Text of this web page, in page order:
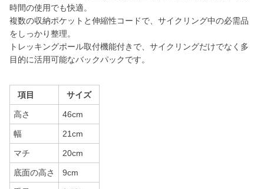
時間の使用でも快適。
複数の収納ポケットと伸縮性コードで、サイクリング中の必需品
をしっかり整理。
トレッキングポール取付機能付きで、サイクリングだけでなく多
目的に活用可能なバックパックです。
項目 サイズ
高さ 46cm
幅 21cm
マチ 20cm
底面の高さ 9cm